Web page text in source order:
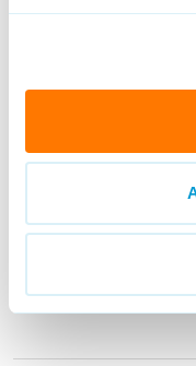
gemakkelijk kunt
gesprek geen
even moet nadenken.
realistisch antwoord
klaar te hebben.
zijn geen probleem,
precies bedoeld wordt
kunt beantwoorden